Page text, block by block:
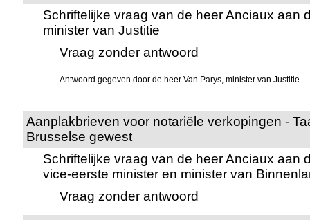
Schriftelijke vraag van de heer Anciaux aan
minister van Justitie
Vraag zonder antwoord
Antwoord gegeven door de heer Van Parys, minister van Justitie
Aanplakbrieven voor notariële verkopingen -
Brusselse gewest
Schriftelijke vraag van de heer Anciaux aan
vice-eerste minister en minister van
Vraag zonder antwoord